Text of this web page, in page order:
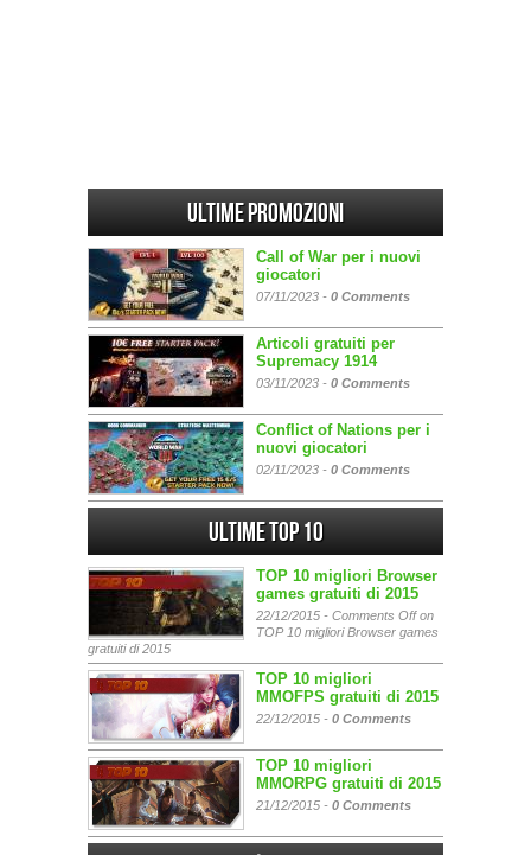
Ultime promozioni
Call of War per i nuovi
giocatori
07/11/2023 - 0 Comments
Articoli gratuiti per
Supremacy 1914
03/11/2023 - 0 Comments
Conflict of Nations per i
nuovi giocatori
02/11/2023 - 0 Comments
Ultime Top 10
TOP 10 migliori Browser
games gratuiti di 2015
22/12/2015 - Comments Offon
TOP 10 migliori Browser games
gratuiti di 2015
TOP 10 migliori
MMOFPS gratuiti di 2015
22/12/2015 - 0 Comments
TOP 10 migliori
MMORPG gratuiti di 2015
21/12/2015 - 0 Comments